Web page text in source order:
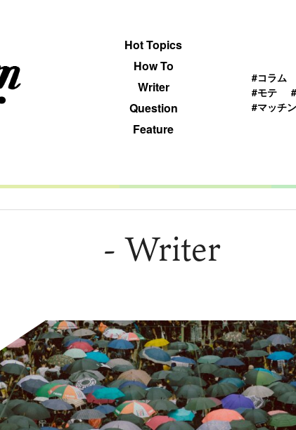
Hot Topics
How To
Writer
Question
Feature
#コラム
#モテ
#マッチ
- Writer